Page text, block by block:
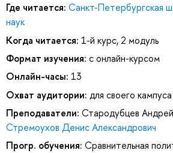
Где читается: Санкт-Петербургская
наук
Когда читается: 1-й курс, 2 модуль
Формат изучения: с онлайн-курсом
Онлайн-часы: 13
Охват аудитории: для своего кампуса
Преподаватели: Стародубцев
Стремоухов Денис Александрович
Прогр. обучения: Сравнительная